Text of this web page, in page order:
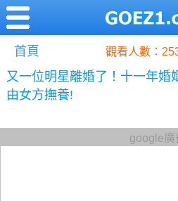
首頁 觀看人數：
又一位明星離婚了！十一年婚
由女方撫養!
google廣